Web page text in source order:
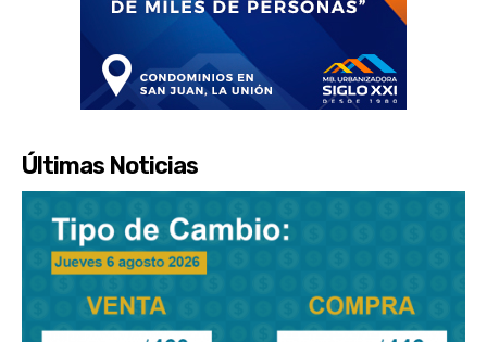
Últimas Noticias